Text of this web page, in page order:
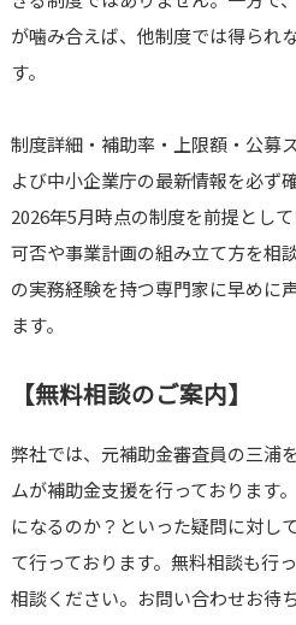
が噛み合えば、他制度では得られ
す。
制度詳細・補助率・上限額・公募
よび中小企業庁の最新情報を必ず
2026年5月時点の制度を前提とし
可否や事業計画の組み立て方を相
の実務経験を持つ専門家に早めに
ます。
【無料相談のご案内】
弊社では、元補助金審査員の三浦
ムが補助金支援を行っております
になるのか？といった疑問に対し
て行っております。無料相談も行
相談ください。お問い合わせお待